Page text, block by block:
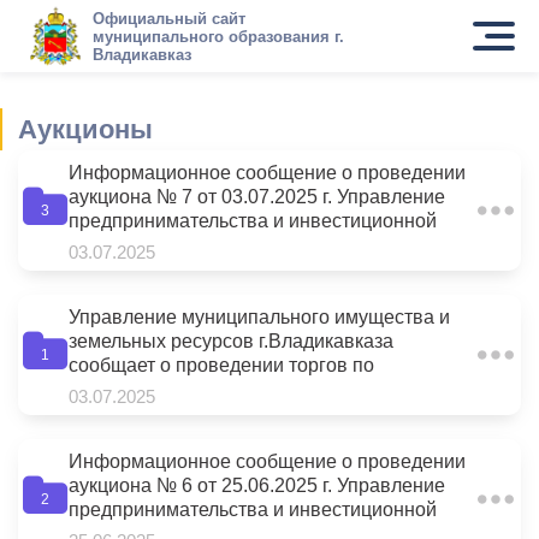
Официальный сайт
муниципального образования г.
Владикавказ
Аукционы
3
Информационное сообщение о проведении
аукциона № 7 от 03.07.2025 г. Управление
предпринимательства и инвестиционной
деятельности АМС г.Владикавказа (далее –
«б», 362040, тел.: 70-76-05), сообщает о
проведении аукциона по заключению
договоров на право размещения
нестационарных торговых объектов (далее-
03.07.2025
1
Управление муниципального имущества и
земельных ресурсов г.Владикавказа
сообщает о проведении торгов по
приватизации следующих объектов
27.05.2025 №192; приказы УМИЗР
г.Владикавказа от 30.05.2025 №212 и 213):
03.07.2025
2
Информационное сообщение о проведении
аукциона № 6 от 25.06.2025 г. Управление
предпринимательства и инвестиционной
деятельности АМС г.Владикавказа (далее –